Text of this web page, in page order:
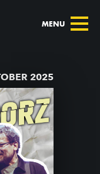
MENU
2025